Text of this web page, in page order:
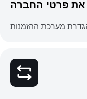
את פרטי החברה
מערכת ההזמנות